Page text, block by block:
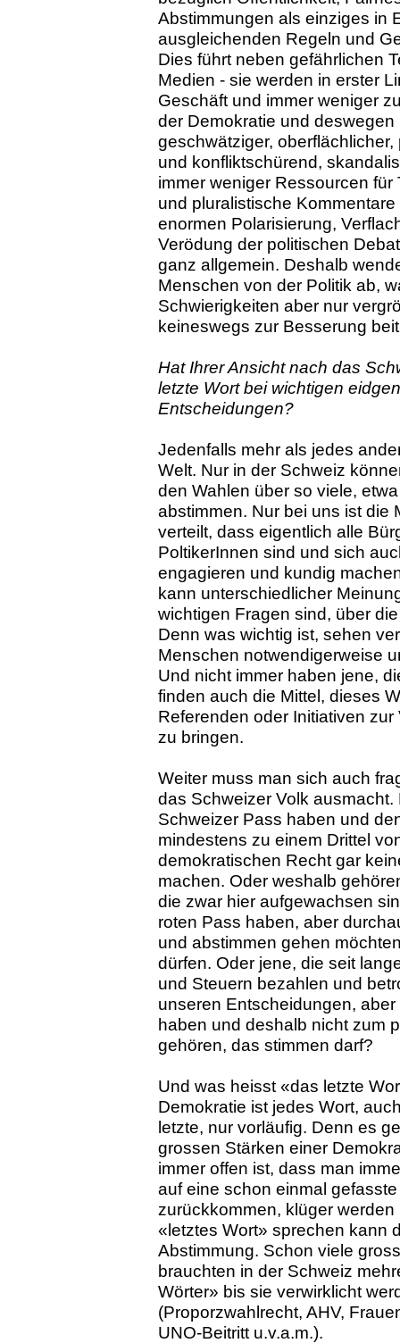
Abstimmungen als einziges in
ausgleichenden Regeln und
Dies führt neben gefährlichen
Medien - sie werden in erster
Geschäft und immer weniger
der Demokratie und deswegen
geschwätziger,
und konfliktschürend,
immer weniger Ressourcen für
und pluralistische Kommentare
enormen Polarisierung,
Verödung der politischen
ganz allgemein. Deshalb
Menschen von der Politik ab,
Schwierigkeiten aber nur
keineswegs zur Besserung
Hat Ihrer Ansicht nach das
letzte Wort bei wichtigen
Entscheidungen?
Jedenfalls mehr als jedes
Welt. Nur in der Schweiz
den Wahlen über so viele,
abstimmen. Nur bei uns ist die
verteilt, dass eigentlich alle
PoltikerInnen sind und sich
engagieren und kundig
kann unterschiedlicher
wichtigen Fragen sind, über
Denn was wichtig ist, sehen
Menschen notwendigerweise
Und nicht immer haben jene,
finden auch die Mittel, dieses
Referenden oder Initiativen
zu bringen.
Weiter muss man sich auch
das Schweizer Volk ausmacht.
Schweizer Pass haben und
mindestens zu einem Drittel
demokratischen Recht gar
machen. Oder weshalb
die zwar hier aufgewachsen
roten Pass haben, aber
und abstimmen gehen
dürfen. Oder jene, die seit
und Steuern bezahlen und
unseren Entscheidungen,
haben und deshalb nicht zum
gehören, das stimmen darf?
Und was heisst «das letzte
Demokratie ist jedes Wort,
letzte, nur vorläufig. Denn es
grossen Stärken einer
immer offen ist, dass man
auf eine schon einmal
zurückkommen, klüger
«letztes Wort» sprechen kann
Abstimmung. Schon viele
brauchten in der Schweiz
Wörter» bis sie verwirklicht
(Proporzwahlrecht, AHV,
UNO-Beitritt u.v.a.m.).